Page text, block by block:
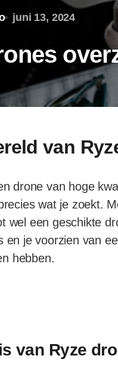
juni 13, 2024
van
drone van hoge
wat je zoekt.
wel een geschikte
en je voorzien van
hebben.
van Ryze